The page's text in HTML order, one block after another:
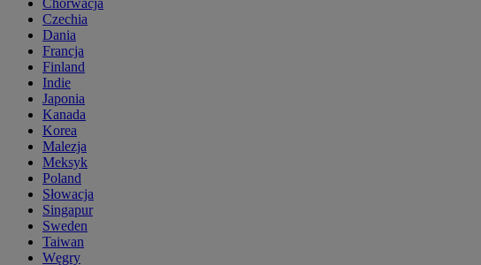
Czechia
Dania
Francja
Finland
Indie
Japonia
Kanada
Korea
Malezja
Meksyk
Poland
Słowacja
Singapur
Sweden
Taiwan
Węgry